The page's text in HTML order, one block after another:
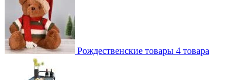
Рождественские товары 4 товара